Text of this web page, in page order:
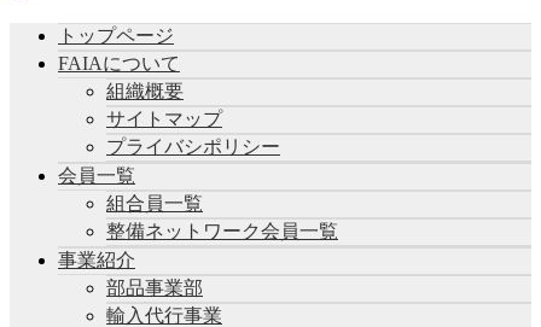
トップページ
FAIAについて
組織概要
サイトマップ
プライバシポリシー
会員一覧
組合員一覧
整備ネットワーク会員一覧
事業紹介
部品事業部
輸入代行事業